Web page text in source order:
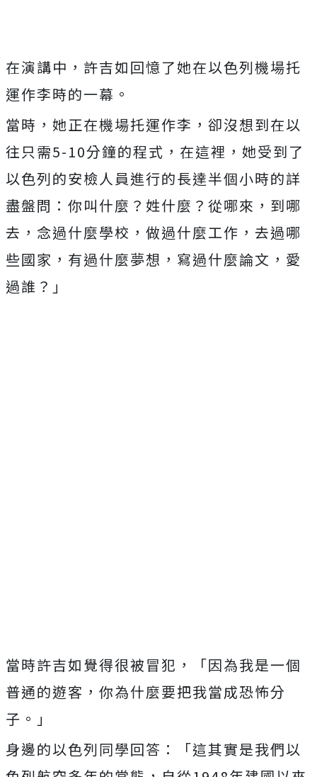
在演講中，許吉如回憶了她在以色列機場托
運作李時的一幕。
當時，她正在機場托運作李，卻沒想到在以
往只需5-10分鐘的程式，在這裡，她受到了
以色列的安檢人員進行的長達半個小時的詳
盡盤問：你叫什麼？姓什麼？從哪來，到哪
去，念過什麼學校，做過什麼工作，去過哪
些國家，有過什麼夢想，寫過什麼論文，愛
過誰？」
當時許吉如覺得很被冒犯，「因為我是一個
普通的遊客，你為什麼要把我當成恐怖分
子。」
身邊的以色列同學回答：「這其實是我們以